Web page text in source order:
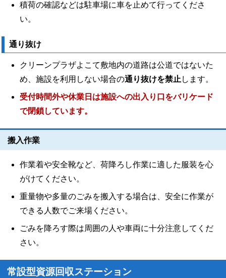
積荷の確認などは駐車場に車を止めて行ってくださ
い。
通り抜け
クリーンプラザよこて敷地内の道路は公道ではないた
め、施設を利用しない場合の通り抜けを禁止 します。
受付時間外や休業日は施設への出入り口をバリケード
で閉鎖しています。
搬入作業
作業着や安全靴など、荷降ろし作業に適した服装を心
がけてください。
重量物や多量のごみを搬入する場合は、安全に作業が
できる人数でご来場ください。
ごみを降ろす際は周囲の人や車両に十分注意してくだ
さい。
常設型資源回収ステーション